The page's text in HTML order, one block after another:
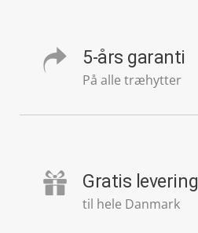
5-års garanti
På alle træhytter
Gratis levering
til hele Danmark